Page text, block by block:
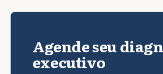
Agende seu
executivo